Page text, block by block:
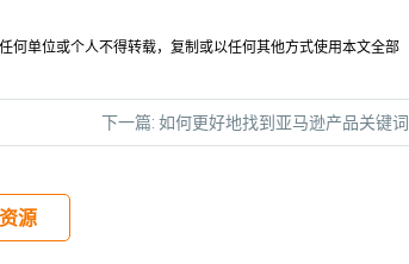
何单位或个人不得转载，复制或以任何其他方式使用本文全部
下一篇: 如何更好地找到亚马逊产品关键词
源